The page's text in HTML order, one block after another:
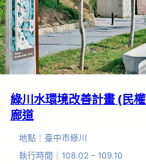
綠川水環境改善計畫 (民
廊道
地點｜臺中市綠川
執行時間｜108.02 – 109.10